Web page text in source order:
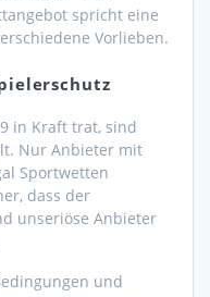
spricht eine
Vorlieben.
in Kraft trat, sind
Nur Anbieter mit
Sportwetten
dass der
unseriöse Anbieter
und